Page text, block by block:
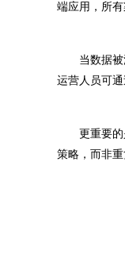
端应用，所
当数据被深
运营人员可
更重要的是
策略，而非